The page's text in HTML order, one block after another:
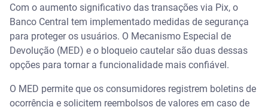
Com o aumento significativo das transações via Pix, o
Banco Central tem implementado medidas de segurança
para proteger os usuários. O Mecanismo Especial de
Devolução (MED) e o bloqueio cautelar são duas dessas
opções para tornar a funcionalidade mais confiável.
O MED permite que os consumidores registrem boletins de
ocorrência e solicitem reembolsos de valores em caso de